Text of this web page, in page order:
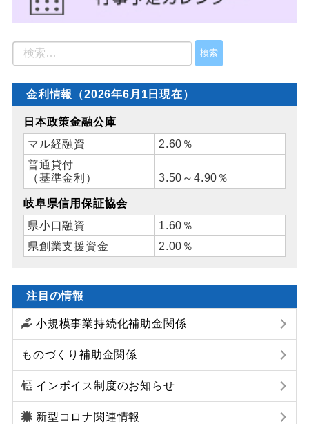
金利情報（2026年6月1日現在）
日本政策金融公庫
マル経融資
2.60％
普通貸付
（基準金利）
3.50～4.90％
岐阜県信用保証協会
県小口融資
1.60％
県創業支援資金
2.00％
注目の情報
小規模事業持続化補助金関係
ものづくり補助金関係
インボイス制度のお知らせ
新型コロナ関連情報